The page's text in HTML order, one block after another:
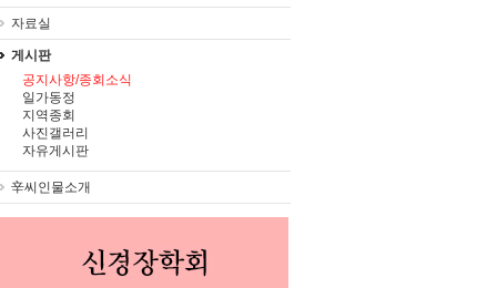
자료실
게시판
공지사항/종회소식
일가동정
지역종회
사진갤러리
자유게시판
辛씨인물소개